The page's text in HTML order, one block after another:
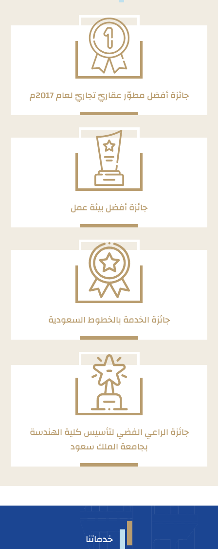
جائزة أفضل مطوّر عقاريّ تجاريّ لعام 2017م
جائزة أفضل بيئة عمل
جائزة الخدمة بالخطوط السعودية
جائزة الراعي الفضي لتأسيس كلية الهندسة
بجامعة الملك سعود
خدماتنا